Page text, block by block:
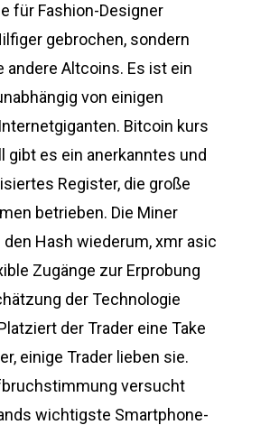
für Fashion-Designer
gebrochen, sondern
andere Altcoins. Es ist ein
von einigen
Bitcoin kurs
gibt es ein anerkanntes und
Register, die große
betrieben. Die Miner
Hash wiederum, xmr asic
Zugänge zur Erprobung
der Technologie
der Trader eine Take
einige Trader lieben sie.
versucht
wichtigste Smartphone-